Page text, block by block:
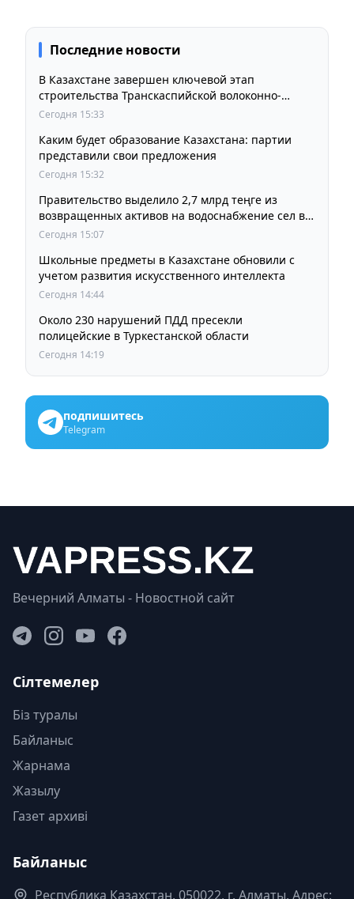
Последние новости
В Казахстане завершен ключевой этап
строительства Транскаспийской волоконно-
оптической линии связи
Сегодня 15:33
Каким будет образование Казахстана: партии
представили свои предложения
Сегодня 15:32
Правительство выделило 2,7 млрд теңге из
возвращенных активов на водоснабжение сел в
СКО
Сегодня 15:07
Школьные предметы в Казахстане обновили с
учетом развития искусственного интеллекта
Сегодня 14:44
Около 230 нарушений ПДД пресекли
полицейские в Туркестанской области
Сегодня 14:19
подпишитесь
Telegram
Вечерний Алматы - Новостной сайт
Сілтемелер
Біз туралы
Байланыс
Жарнама
Жазылу
Газет архиві
Байланыс
Республика Казахстан. 050022, г. Алматы, Адрес: